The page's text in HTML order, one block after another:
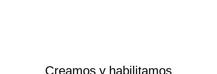
Creamos y habilitamos